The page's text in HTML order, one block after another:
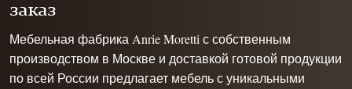
заказ
Мебельная фабрика Anrie Moretti с собственным
производством в Москве и доставкой готовой продукции
по всей России предлагает мебель с уникальными